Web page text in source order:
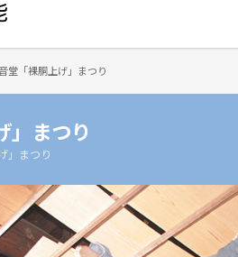
堂「裸胴上げ」まつり
」まつり
」まつり